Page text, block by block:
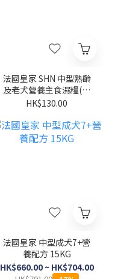
法國皇家 SHN 中型熟齡
及老犬營養主食濕糧(肉
汁)140G (原箱10包)
HK$130.00
法國皇家 中型成犬7+營
養配方 15KG
HK$660.00 ~ HK$704.00